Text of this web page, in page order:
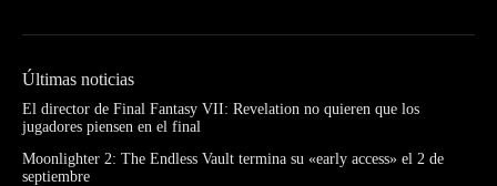
Últimas noticias
El director de Final Fantasy VII: Revelation no quieren que los
jugadores piensen en el final
Moonlighter 2: The Endless Vault termina su «early access» el 2 de
septiembre